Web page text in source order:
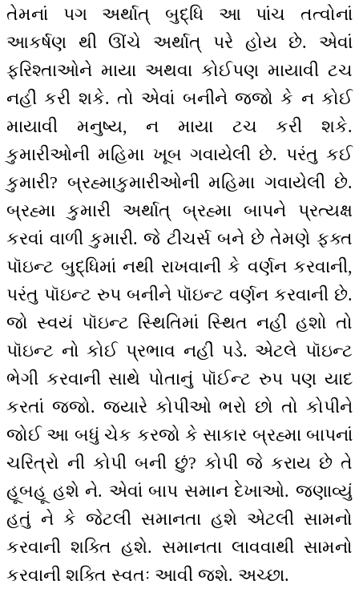
તેમનાં પગ અર્થાત્ બુદ્ધિ આ પાંચ તત્વોનાં
આકર્ષણ થી ઊંચે અર્થાત્ પરે હોય છે. એવાં
ફરિશ્તાઓને માયા અથવા કોઈપણ માયાવી ટચ
નહીં કરી શકે. તો એવાં બનીને જજો કે ન કોઈ
માયાવી મનુષ્ય, ન માયા ટચ કરી શકે.
કુમારીઓની મહિમા ખૂબ ગવાયેલી છે. પરંતુ કઈ
કુમારી? બ્રહ્માકુમારીઓની મહિમા ગવાયેલી છે.
બ્રહ્મા કુમારી અર્થાત્ બ્રહ્મા બાપને પ્રત્યક્ષ
કરવાં વાળી કુમારી. જે ટીચર્સ બને છે તેમણે ફક્ત
પૉઇન્ટ બુદ્ધિમાં નથી રાખવાની કે વર્ણન કરવાની,
પરંતુ પૉઇન્ટ રુપ બનીને પૉઇન્ટ વર્ણન કરવાની છે.
જો સ્વયં પૉઇન્ટ સ્થિતિમાં સ્થિત નહીં હશો તો
પૉઇન્ટ નો કોઈ પ્રભાવ નહીં પડે. એટલે પૉઇન્ટ
ભેગી કરવાની સાથે પોતાનું પૉઈન્ટ રુપ પણ યાદ
કરતાં જજો. જ્યારે કોપીઓ ભરો છો તો કોપીને
જોઈ આ બધું ચેક કરજો કે સાકાર બ્રહ્મા બાપનાં
ચરિત્રો ની કોપી બની છું? કોપી જે કરાય છે તે
હૂબહૂ હશે ને. એવાં બાપ સમાન દેખાઓ. જણાવ્યું
હતું ને કે જેટલી સમાનતા હશે એટલી સામનો
કરવાની શક્તિ હશે. સમાનતા લાવવાથી સામનો
કરવાની શક્તિ સ્વતઃ આવી જશે. અચ્છા.